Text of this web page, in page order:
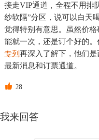
接走VIP通道，全程不用排
纱软隔”分区，说可以白天
觉得特别有意思。虽然价
能就一次，还是订个好的
专列 再深入了解下，他们
最新消息和订票通道。
 28
我来回答